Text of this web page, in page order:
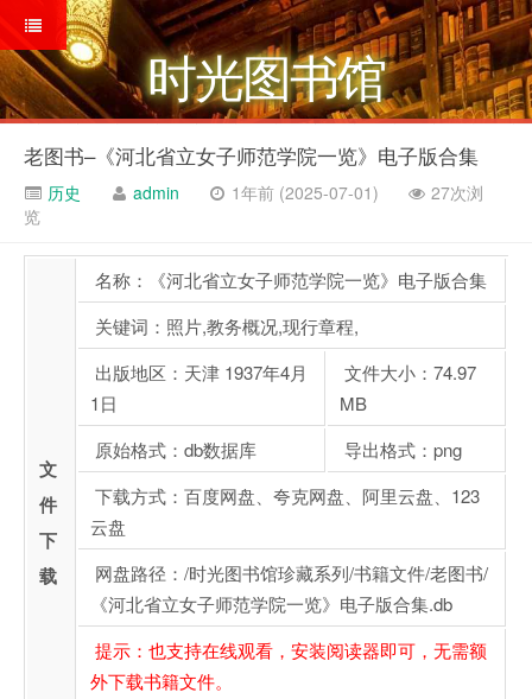
时光图书馆
老图书–《河北省立女子师范学院一览》电子版合集
历史 admin 1年前 (2025-07-01)
27次浏
览
文
件
下
载
名称：《河北省立女子师范学院一览》电子版合集
关键词：照片,教务概况,现行章程,
出版地区：天津 1937年4月
1日
文件大小：74.97
MB
原始格式：db数据库
导出格式：png
下载方式：百度网盘、夸克网盘、阿里云盘、123
云盘
网盘路径：/时光图书馆珍藏系列/书籍文件/老图书/
《河北省立女子师范学院一览》电子版合集.db
提示：也支持在线观看，安装阅读器即可，无需额
外下载书籍文件。